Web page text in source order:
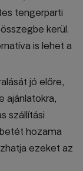
tengerparti
kerül.
is lehet a
jó előre,
ajánlatokra,
szállítási
hozama
ezeket az